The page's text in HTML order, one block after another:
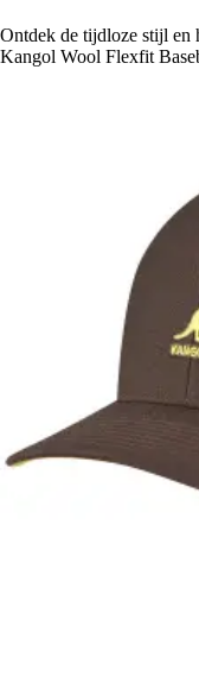
Ontdek de tijdloze stijl en
Kangol Wool Flexfit